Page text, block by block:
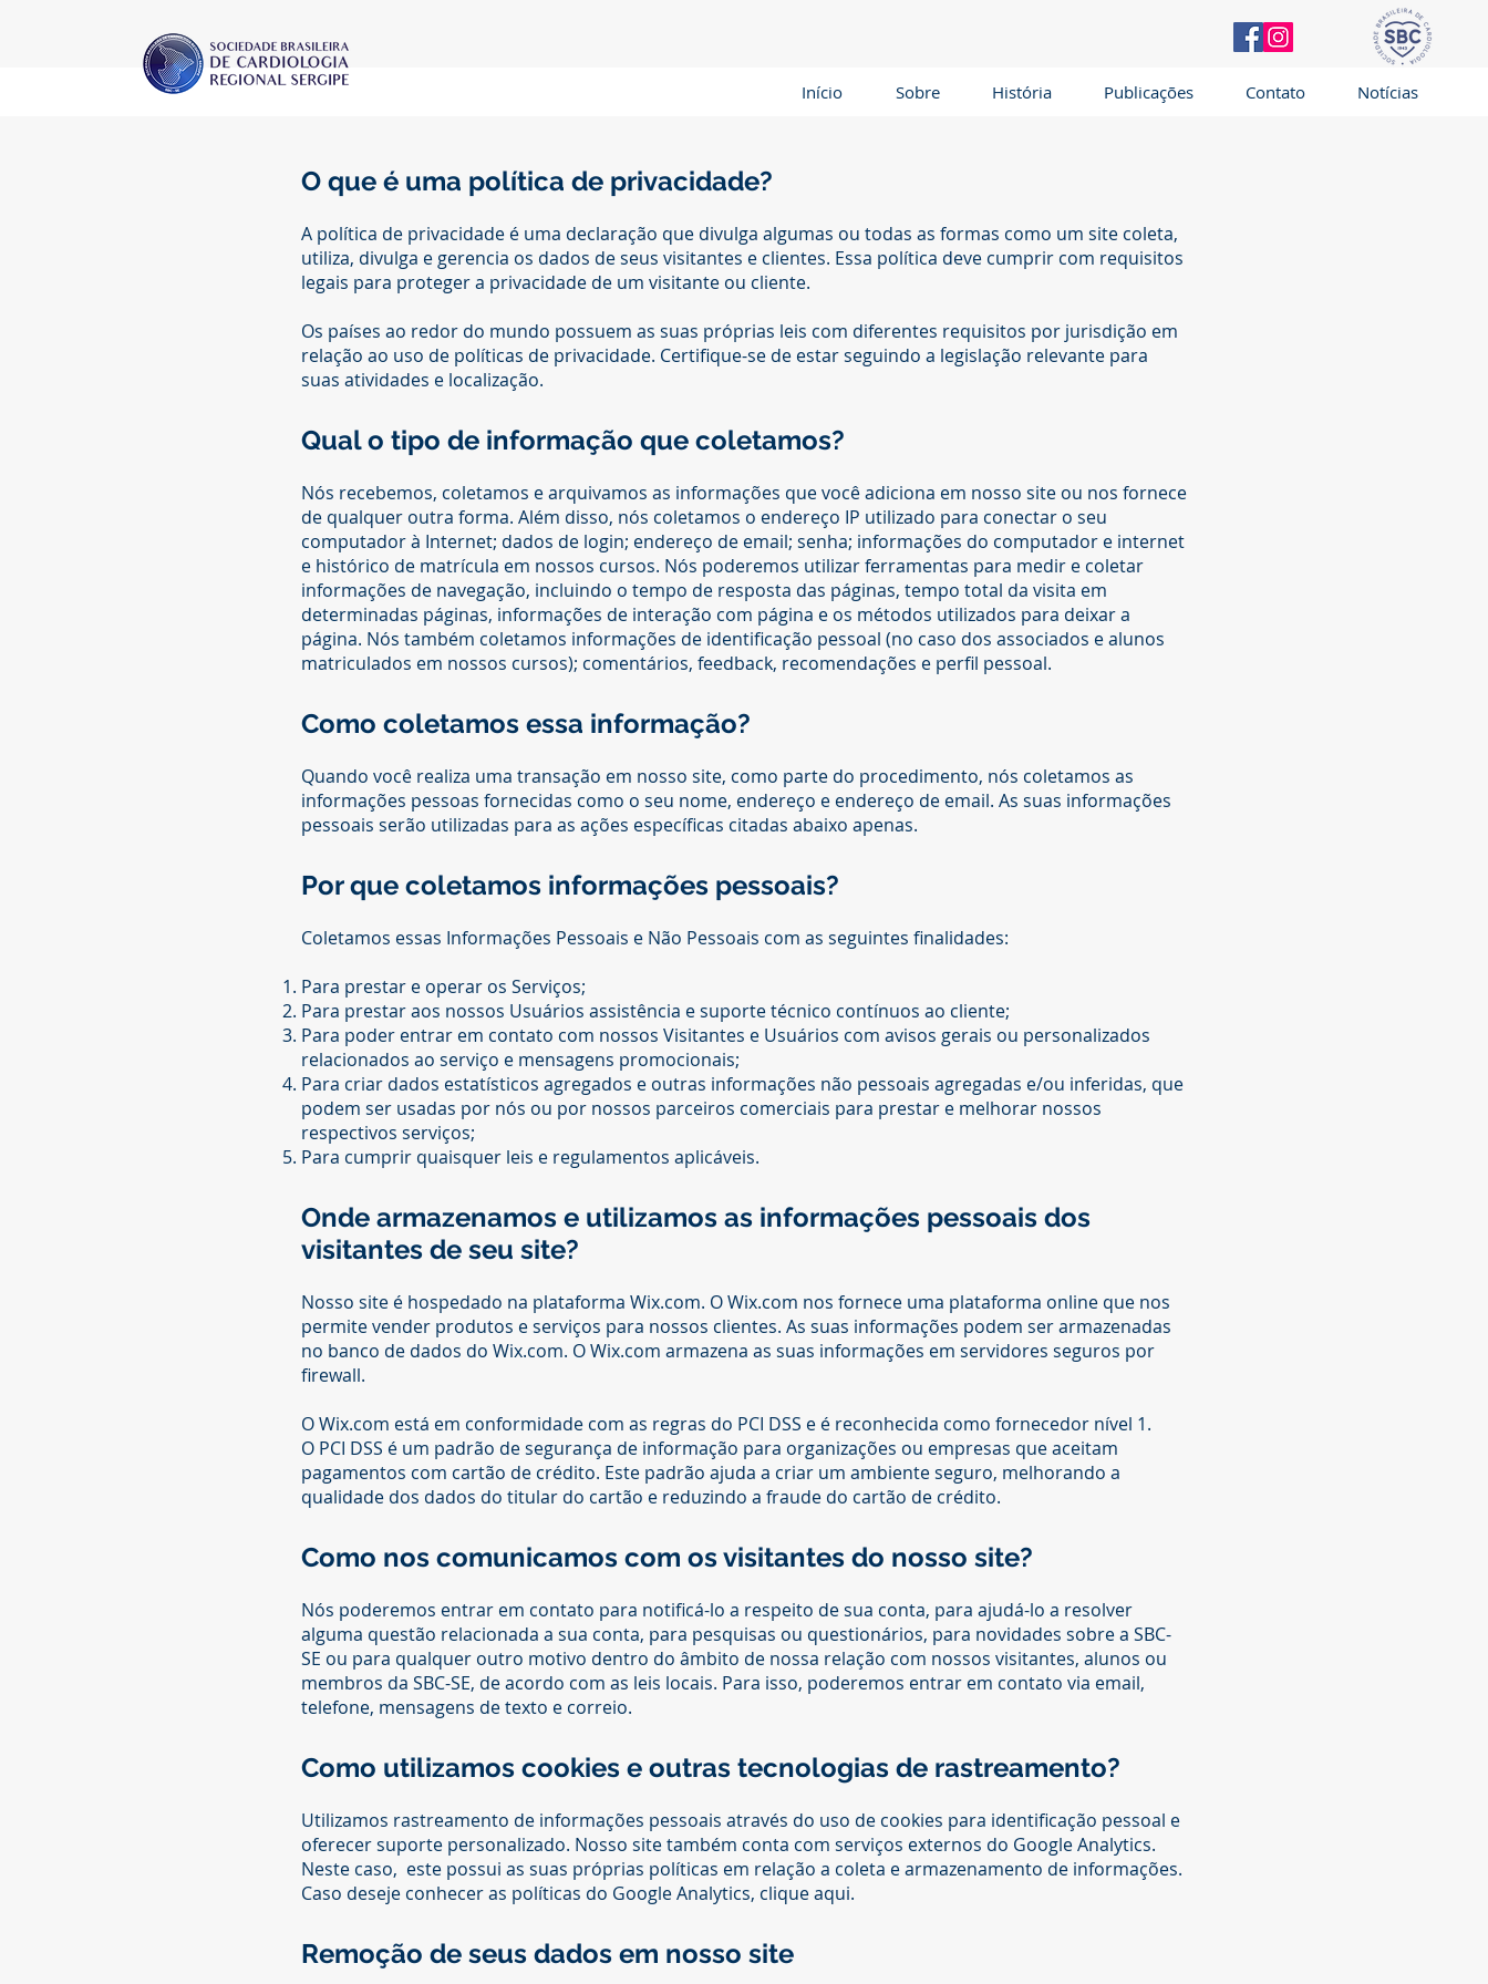
Início Sobre História Publicações Contato Notícias
O que é uma política de privacidade?
A política de privacidade é uma declaração que divulga algumas ou todas as formas como um site coleta,
utiliza, divulga e gerencia os dados de seus visitantes e clientes. Essa política deve cumprir com requisitos
legais para proteger a privacidade de um visitante ou cliente.
Os países ao redor do mundo possuem as suas próprias leis com diferentes requisitos por jurisdição em
relação ao uso de políticas de privacidade. Certifique-se de estar seguindo a legislação relevante para
suas atividades e localização.
Qual o tipo de informação que coletamos?
Nós recebemos, coletamos e arquivamos as informações que você adiciona em nosso site ou nos fornece
de qualquer outra forma. Além disso, nós coletamos o endereço IP utilizado para conectar o seu
computador à Internet; dados de login; endereço de email; senha; informações do computador e internet
e histórico de matrícula em nossos cursos. Nós poderemos utilizar ferramentas para medir e coletar
informações de navegação, incluindo o tempo de resposta das páginas, tempo total da visita em
determinadas páginas, informações de interação com página e os métodos utilizados para deixar a
página. Nós também coletamos informações de identificação pessoal (no caso dos associados e alunos
matriculados em nossos cursos); comentários, feedback, recomendações e perfil pessoal.
Como coletamos essa informação?
Quando você realiza uma transação em nosso site, como parte do procedimento, nós coletamos as
informações pessoas fornecidas como o seu nome, endereço e endereço de email. As suas informações
pessoais serão utilizadas para as ações específicas citadas abaixo apenas.
Por que coletamos informações pessoais?
Coletamos essas Informações Pessoais e Não Pessoais com as seguintes finalidades:
Para prestar e operar os Serviços;
Para prestar aos nossos Usuários assistência e suporte técnico contínuos ao cliente;
Para poder entrar em contato com nossos Visitantes e Usuários com avisos gerais ou personalizados
relacionados ao serviço e mensagens promocionais;
Para criar dados estatísticos agregados e outras informações não pessoais agregadas e/ou inferidas, que
podem ser usadas por nós ou por nossos parceiros comerciais para prestar e melhorar nossos
respectivos serviços;
Para cumprir quaisquer leis e regulamentos aplicáveis.
Onde armazenamos e utilizamos as informações pessoais dos
visitantes de seu site?
Nosso site é hospedado na plataforma Wix.com. O Wix.com nos fornece uma plataforma online que nos
permite vender produtos e serviços para nossos clientes. As suas informações podem ser armazenadas
no banco de dados do Wix.com. O Wix.com armazena as suas informações em servidores seguros por
firewall.
O Wix.com está em conformidade com as regras do PCI DSS e é reconhecida como fornecedor nível 1.
O PCI DSS é um padrão de segurança de informação para organizações ou empresas que aceitam
pagamentos com cartão de crédito. Este padrão ajuda a criar um ambiente seguro, melhorando a
qualidade dos dados do titular do cartão e reduzindo a fraude do cartão de crédito.
Como nos comunicamos com os visitantes do nosso site?
Nós poderemos entrar em contato para notificá-lo a respeito de sua conta, para ajudá-lo a resolver
alguma questão relacionada a sua conta, para pesquisas ou questionários, para novidades sobre a SBC-
SE ou para qualquer outro motivo dentro do âmbito de nossa relação com nossos visitantes, alunos ou
membros da SBC-SE, de acordo com as leis locais. Para isso, poderemos entrar em contato via email,
telefone, mensagens de texto e correio.
Como utilizamos cookies e outras tecnologias de rastreamento?
Utilizamos rastreamento de informações pessoais através do uso de cookies para identificação pessoal e
oferecer suporte personalizado. Nosso site também conta com serviços externos do Google Analytics.
Neste caso, este possui as suas próprias políticas em relação a coleta e armazenamento de informações.
Caso deseje conhecer as políticas do Google Analytics, clique aqui.
Remoção de seus dados em nosso site